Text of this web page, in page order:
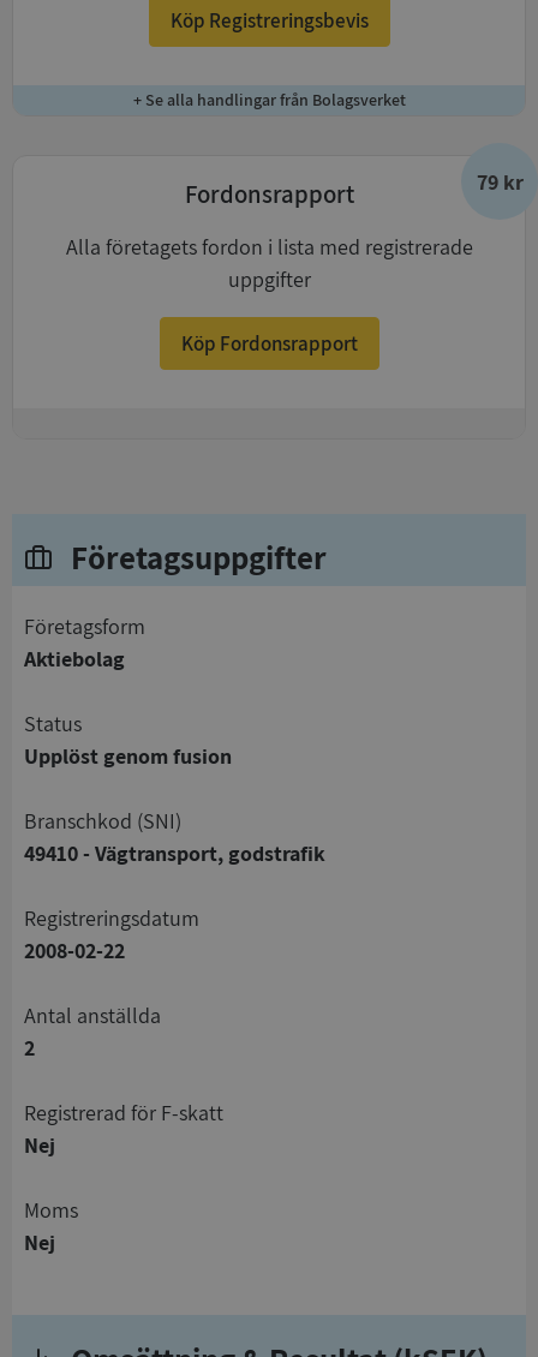
Köp Registreringsbevis
+ Se alla handlingar från Bolagsverket
79 kr
Fordonsrapport
Alla företagets fordon i lista med registrerade
uppgifter
Köp Fordonsrapport
Företagsuppgifter
företagsform
Aktiebolag
status
Upplöst genom fusion
branschkod (SNI)
49410 - Vägtransport, godstrafik
registreringsdatum
2008-02-22
Antal anställda
2
registrerad för F-skatt
Nej
Moms
Nej